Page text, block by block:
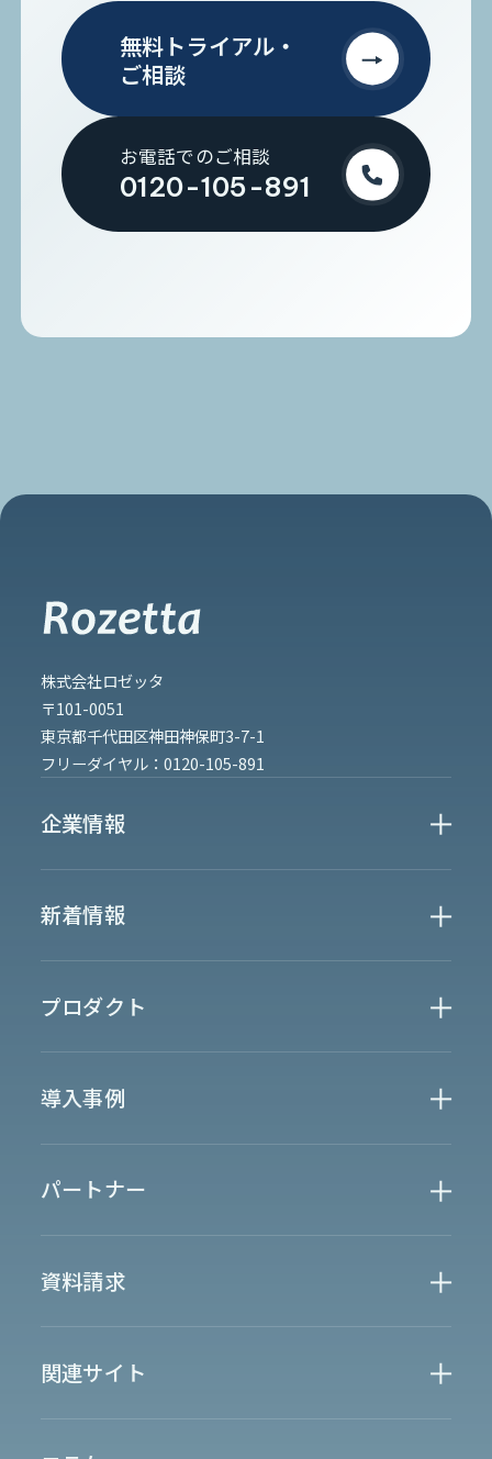
無料トライアル・
ご相談
お電話でのご相談
0120-105-891
株式会社ロゼッタ
〒101-0051
東京都千代田区神田神保町3-7-1
フリーダイヤル：0120-105-891
企業情報
会社概要
新着情報
お知らせ
適時開示
プロダクト
製薬業界
官公庁
研究機関
出版業界
エンタメ
オンヤク
導入事例
半導体業界
金融・保険業界
製薬業界
パートナー
資料請求
AI翻訳
関連サイト